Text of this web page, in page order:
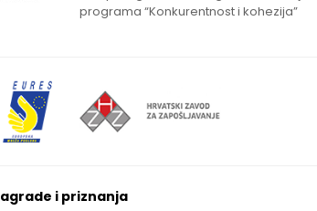
programa “Konkurentnost i kohezija”
i priznanja